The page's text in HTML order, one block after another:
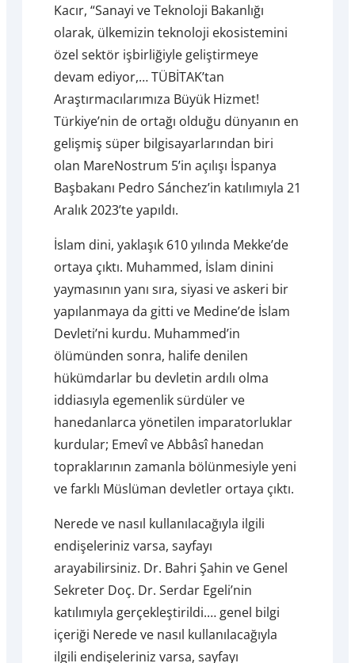
Kacır, “Sanayi ve Teknoloji Bakanlığı
olarak, ülkemizin teknoloji ekosistemini
özel sektör işbirliğiyle geliştirmeye
devam ediyor,… TÜBİTAK’tan
Araştırmacılarımıza Büyük Hizmet!
Türkiye’nin de ortağı olduğu dünyanın en
gelişmiş süper bilgisayarlarından biri
olan MareNostrum 5’in açılışı İspanya
Başbakanı Pedro Sánchez’in katılımıyla 21
Aralık 2023’te yapıldı.
İslam dini, yaklaşık 610 yılında Mekke’de
ortaya çıktı. Muhammed, İslam dinini
yaymasının yanı sıra, siyasi ve askeri bir
yapılanmaya da gitti ve Medine’de İslam
Devleti’ni kurdu. Muhammed’in
ölümünden sonra, halife denilen
hükümdarlar bu devletin ardılı olma
iddiasıyla egemenlik sürdüler ve
hanedanlarca yönetilen imparatorluklar
kurdular; Emevî ve Abbâsî hanedan
topraklarının zamanla bölünmesiyle yeni
ve farklı Müslüman devletler ortaya çıktı.
Nerede ve nasıl kullanılacağıyla ilgili
endişeleriniz varsa, sayfayı
arayabilirsiniz. Dr. Bahri Şahin ve Genel
Sekreter Doç. Dr. Serdar Egeli’nin
katılımıyla gerçekleştirildi.… genel bilgi
içeriği Nerede ve nasıl kullanılacağıyla
ilgili endişeleriniz varsa, sayfayı